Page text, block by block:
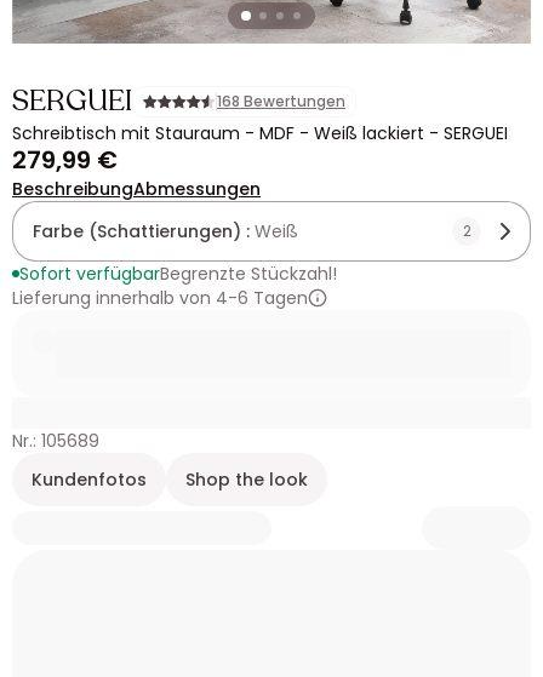
SERGUEI 168 Bewertungen
Schreibtisch mit Stauraum - MDF - Weiß lackiert - SERGUEI
279,99 €
BeschreibungAbmessungen
Farbe (Schattierungen) : Weiß 2
Sofort verfügbarBegrenzte Stückzahl!
Lieferung innerhalb von 4-6 Tagen
Nr.: 105689
Kundenfotos
Shop the look